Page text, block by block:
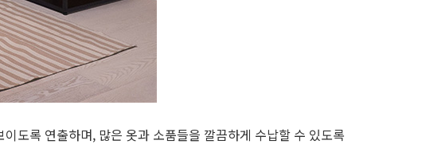
도록 연출하며, 많은 옷과 소품들을 깔끔하게 수납할 수 있도록